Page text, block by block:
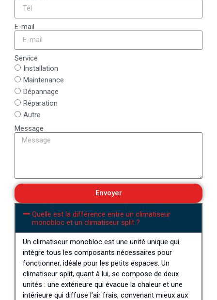
E-mail
Service
Installation
Maintenance
Dépannage
Réparation
Autre
Message
Envoyer
Quelle est la différence entre un climatiseur
monobloc et un climatiseur split ?
Un climatiseur monobloc est une unité unique qui
intègre tous les composants nécessaires pour
fonctionner, idéale pour les petits espaces. Un
climatiseur split, quant à lui, se compose de deux
unités : une extérieure qui évacue la chaleur et une
intérieure qui diffuse l’air frais, convenant mieux aux